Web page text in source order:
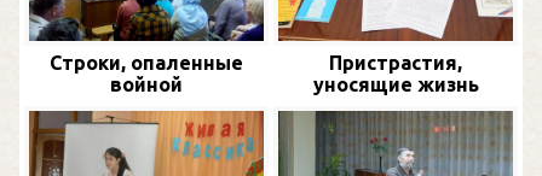
Строки, опаленные
войной
Пристрастия,
уносящие жизнь